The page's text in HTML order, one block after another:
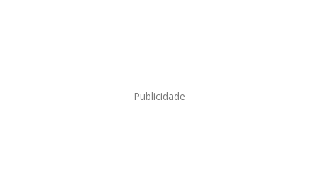
Publicidade